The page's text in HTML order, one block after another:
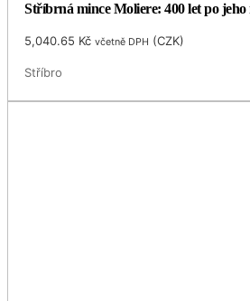
Stříbrná mince Moliere: 400 let po
5,040.65 Kč včetně DPH (CZK)
Stříbro